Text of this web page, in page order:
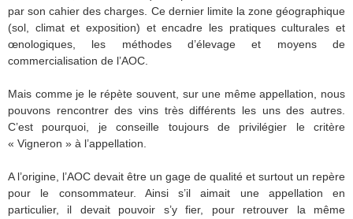
par son cahier des charges. Ce dernier limite la zone géographique
(sol, climat et exposition) et encadre les pratiques culturales et
œnologiques, les méthodes d’élevage et moyens de
commercialisation de l’AOC.
Mais comme je le répète souvent, sur une même appellation, nous
pouvons rencontrer des vins très différents les uns des autres.
C’est pourquoi, je conseille toujours de privilégier le critère
« Vigneron » à l’appellation.
A l’origine, l’AOC devait être un gage de qualité et surtout un repère
pour le consommateur. Ainsi s’il aimait une appellation en
particulier, il devait pouvoir s’y fier, pour retrouver la même